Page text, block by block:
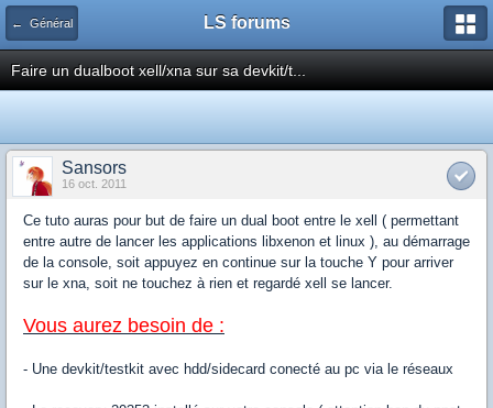
← Général LS forums
Faire un dualboot xell/xna sur sa devkit/t...
Sansors
16 oct. 2011
Ce tuto auras pour but de faire un dual boot entre le xell ( permettant
entre autre de lancer les applications libxenon et linux ), au démarrage
de la console, soit appuyez en continue sur la touche Y pour arriver
sur le xna, soit ne touchez à rien et regardé xell se lancer.
Vous aurez besoin de :
- Une devkit/testkit avec hdd/sidecard conecté au pc via le réseaux